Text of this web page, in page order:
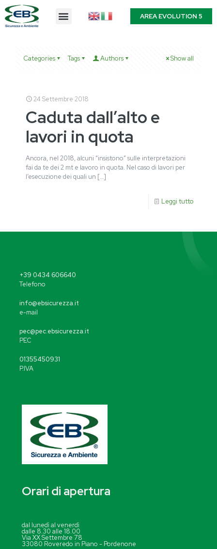
AREA EVOLUTION 5
Categories Tags Authors Show all
24 Settembre 2018
Caduta dall’alto e
lavori in quota
Ancora, nel 2018, alcuni “insistono” sulle interpretazioni
fai da te dei 2 mt e lavoro in quota. Nel caso di lavori per
l’esecuzione dei quali un […]
Leggi tutto
+39 0434 606640
Telefono
info@ebsicurezza.it
e-mail
pec@pec.ebsicurezza.it
PEC
01355450931
P.IVA
Orari di apertura
dal lunedì al venerdì
dalle 8.30 alle 18.00
Via XX Settembre 78
33080 Roveredo in Piano - Pordenone